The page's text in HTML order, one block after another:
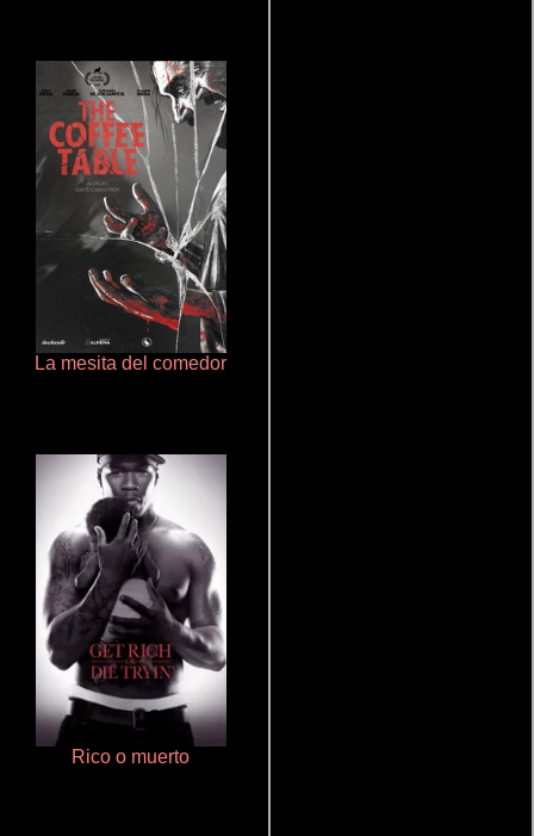
La mesita del comedor
Rico o muerto